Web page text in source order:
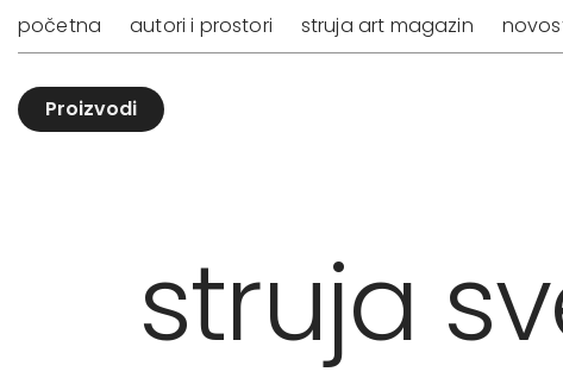
početna autori i prostori struja art magazin
Proizvodi
struja